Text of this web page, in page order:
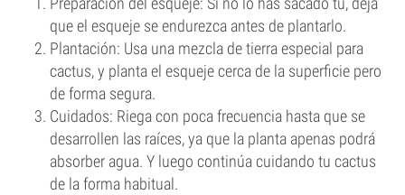
que el esqueje se endurezca antes de plantarlo.
Plantación: Usa una mezcla de tierra especial para
cactus, y planta el esqueje cerca de la superficie pero
de forma segura.
Cuidados: Riega con poca frecuencia hasta que se
desarrollen las raíces, ya que la planta apenas podrá
absorber agua. Y luego continúa cuidando tu cactus
de la forma habitual.